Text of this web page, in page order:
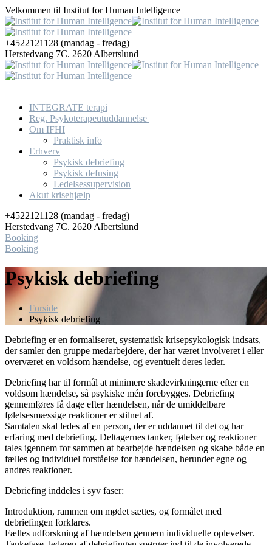
Velkommen til Institut for Human Intelligence
+4522121128 (mandag - fredag)
Herstedvang 7C. 2620 Albertslund
INTEGRATE terapi
Reg. Psykoterapeutuddannelse ​
Om IFHI
Praktisk info
Erhverv
Psykisk debriefing
Psykisk defusing
Ledelsessupervision
Akut krisehjælp
+4522121128 (mandag - fredag)
Herstedvang 7C. 2620 Albertslund
Booking
Booking
Psykisk debriefing
Forside
Psykisk debriefing
Debriefing er en formaliseret, systematisk krisepsykologisk indsats,
der samler den gruppe medarbejdere, der har været involveret i eller
overværet en voldsom hændelse, og eventuelt deres leder.
Debriefing har til formål at minimere skadevirkningerne efter en
voldsom hændelse, så psykiske mén forebygges. Debriefing
gennemføres få dage efter hændelsen, når de umiddelbare
følelsesmæssige reaktioner er stilnet af.
Samtalen skal ledes af en person, der er uddannet til det og har
erfaring med debriefing. Deltagernes tanker, følelser og reaktioner
tales igennem for sammen at bearbejde hændelsen og skabe både en
fælles og individuel forståelse for hændelsen, herunder egne og
andres reaktioner.
Debriefing inddeles i syv faser:
Introduktion, rammen om mødet sættes, og formålet med
debriefingen forklares.
Fælles udforskning af hændelsen gennem individuelle oplevelser.